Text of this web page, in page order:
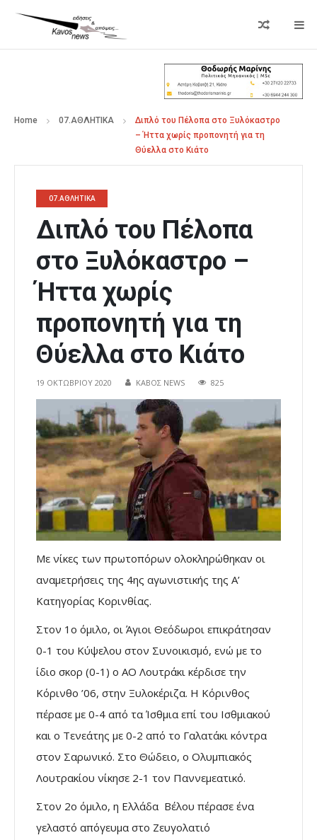
Home 07.ΑΘΛΗΤΙΚΑ
Διπλό του Πέλοπα στο Ξυλόκαστρο
– Ήττα χωρίς προπονητή για τη
Θύελλα στο Κιάτο
07.ΑΘΛΗΤΙΚΑ
Διπλό του Πέλοπα
στο Ξυλόκαστρο –
Ήττα χωρίς
προπονητή για τη
Θύελλα στο Κιάτο
19 ΟΚΤΩΒΡΊΟΥ 2020 ΚΑΒΟΣ NEWS 825
Με νίκες των πρωτοπόρων ολοκληρώθηκαν οι
αναμετρήσεις της 4ης αγωνιστικής της Α’
Κατηγορίας Κορινθίας.
Στον 1ο όμιλο, οι Άγιοι Θεόδωροι επικράτησαν
0-1 του Κύψελου στον Συνοικισμό, ενώ με το
ίδιο σκορ (0-1) ο ΑΟ Λουτράκι κέρδισε την
Κόρινθο ’06, στην Ξυλοκέριζα. Η Κόρινθος
πέρασε με 0-4 από τα Ίσθμια επί του Ισθμιακού
και ο Τενεάτης με 0-2 από το Γαλατάκι κόντρα
στον Σαρωνικό. Στο Θώδειο, ο Ολυμπιακός
Λουτρακίου νίκησε 2-1 τον Παννεμεατικό.
Στον 2ο όμιλο, η Ελλάδα Βέλου πέρασε ένα
γελαστό απόγευμα στο Ζευγολατιό